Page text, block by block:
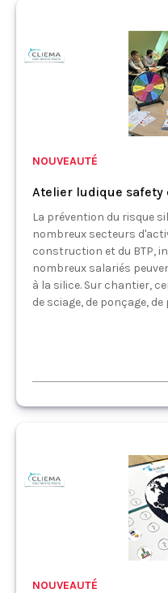
NOUVEAUTÉ
Atelier ludique safety
La prévention du risque
nombreux secteurs
construction et du BTP,
nombreux salariés
à la silice. Sur chantier,
de sciage, de ponçage, de
NOUVEAUTÉ